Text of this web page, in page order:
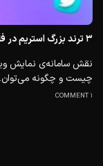
۳ ترند بزرگ استریم در فاصله‌ی سال‌های ۲۰۲۲ تا ۲۰۲۵
نقش سامانه‌ی نمایش
چیست و چگونه
1 COMMENT